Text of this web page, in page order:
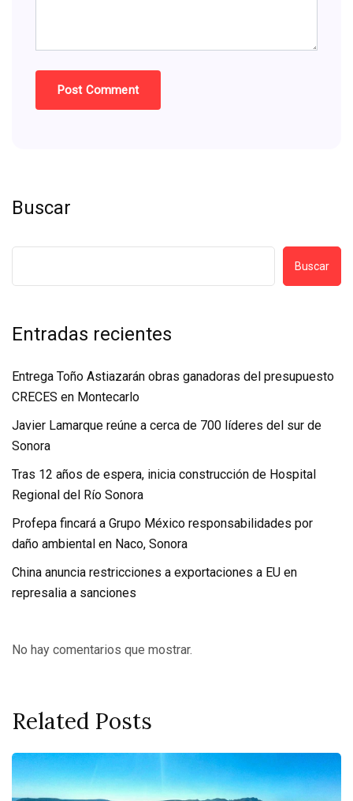
Buscar
Buscar
Entradas recientes
Entrega Toño Astiazarán obras ganadoras del presupuesto
CRECES en Montecarlo
Javier Lamarque reúne a cerca de 700 líderes del sur de
Sonora
Tras 12 años de espera, inicia construcción de Hospital
Regional del Río Sonora
Profepa fincará a Grupo México responsabilidades por
daño ambiental en Naco, Sonora
China anuncia restricciones a exportaciones a EU en
represalia a sanciones
No hay comentarios que mostrar.
Related Posts